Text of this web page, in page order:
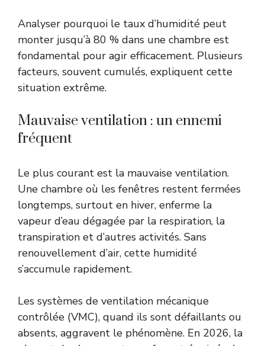
Analyser pourquoi le taux d’humidité peut
monter jusqu’à 80 % dans une chambre est
fondamental pour agir efficacement. Plusieurs
facteurs, souvent cumulés, expliquent cette
situation extrême.
Mauvaise ventilation : un ennemi
fréquent
Le plus courant est la mauvaise ventilation.
Une chambre où les fenêtres restent fermées
longtemps, surtout en hiver, enferme la
vapeur d’eau dégagée par la respiration, la
transpiration et d’autres activités. Sans
renouvellement d’air, cette humidité
s’accumule rapidement.
Les systèmes de ventilation mécanique
contrôlée (VMC), quand ils sont défaillants ou
absents, aggravent le phénomène. En 2026, la